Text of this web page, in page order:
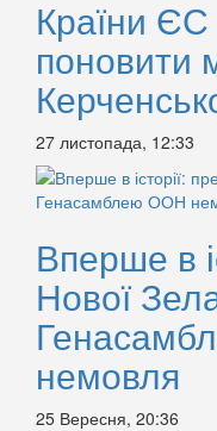
Країни ЄС
поновити
27 листопада, 12:33
Вперше в
Нової
немовля
25 Вересня, 20:36